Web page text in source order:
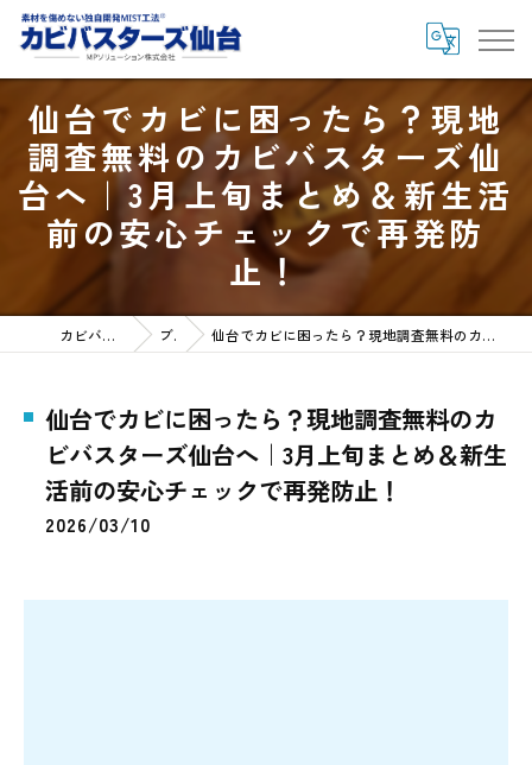
仙台でカビに困ったら？現地
調査無料のカビバスターズ仙
台へ｜3月上旬まとめ＆新生活
前の安心チェックで再発防
止！
カビバスターズ仙台HOME ブログ 仙台でカビに困ったら？現地調査無料のカビバスターズ仙台へ｜3月上旬まとめ＆新生活前の安心チェックで再発防止！
仙台でカビに困ったら？現地調査無料のカ
ビバスターズ仙台へ｜3月上旬まとめ＆新生
活前の安心チェックで再発防止！
2026/03/10